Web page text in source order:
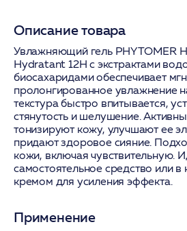
Описание товара
Увлажняющий гель PHYTOMER
Hydratant 12H с экстрактами
биосахаридами обеспечивает
пролонгированное увлажнение
текстура быстро впитывается,
стянутость и шелушение.
тонизируют кожу, улучшают ее
придают здоровое сияние.
кожи, включая чувствительную.
самостоятельное средство или в
кремом для усиления эффекта.
Применение